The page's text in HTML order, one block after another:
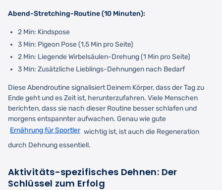
Abend-Stretching-Routine (10 Minuten):
2 Min: Kindspose
3 Min: Pigeon Pose (1,5 Min pro Seite)
2 Min: Liegende Wirbelsäulen-Drehung (1 Min pro Seite)
3 Min: Zusätzliche Lieblings-Dehnungen nach Bedarf
Diese Abendroutine signalisiert Deinem Körper, dass der Tag zu
Ende geht und es Zeit ist, herunterzufahren. Viele Menschen
berichten, dass sie nach dieser Routine besser schlafen und
morgens entspannter aufwachen. Genau wie gute
Ernährung für Sportler wichtig ist, ist auch die Regeneration
durch Dehnung essentiell.
Aktivitäts-spezifisches Dehnen: Der
Schlüssel zum Erfolg